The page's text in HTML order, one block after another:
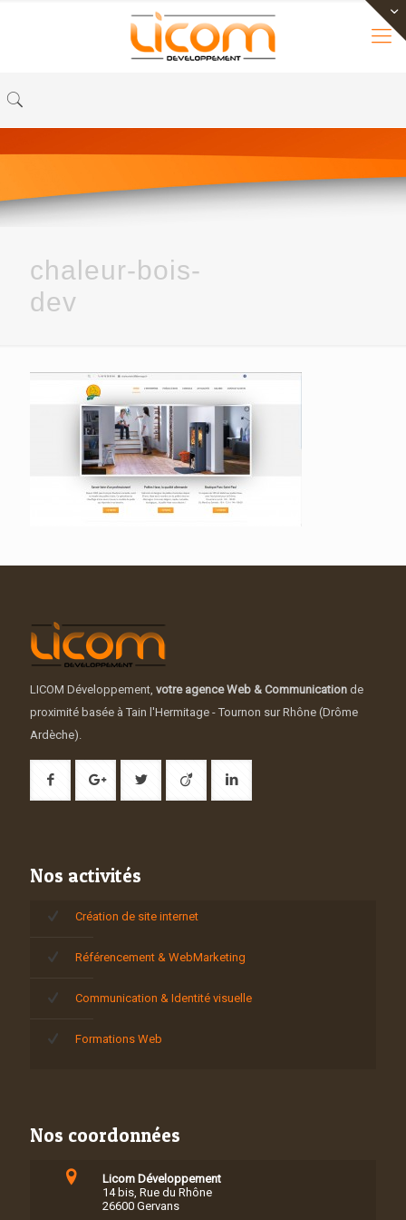
chaleur-bois-
dev
LICOM Développement, votre agence Web & Communication de
proximité basée à Tain l'Hermitage - Tournon sur Rhône (Drôme
Ardèche).
Nos activités
Création de site internet
Référencement & WebMarketing
Communication & Identité visuelle
Formations Web
Nos coordonnées
Licom Développement
14 bis, Rue du Rhône
26600 Gervans